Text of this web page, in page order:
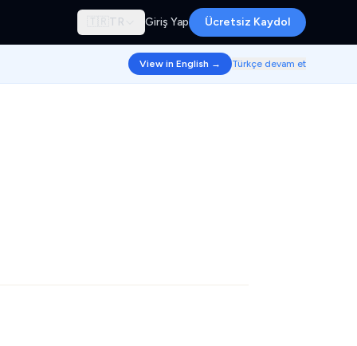
🇹🇷 TR Giriş Yap Ücretsiz Kaydol
View in English → Türkçe devam et